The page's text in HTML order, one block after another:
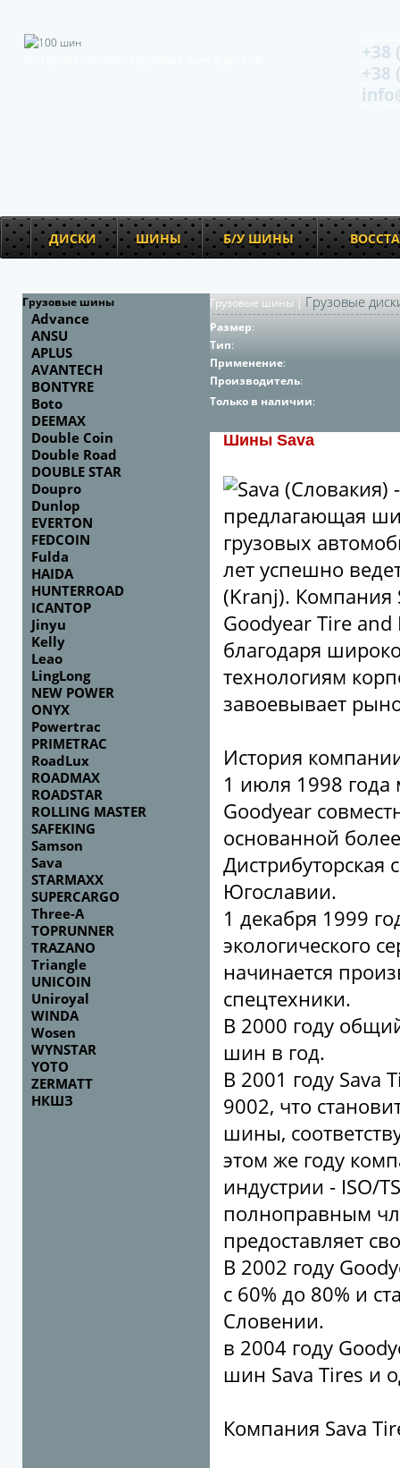
+38
+38
ДИСКИ ШИНЫ Б/У ШИНЫ
Грузовые шины
Advance
ANSU
APLUS
AVANTECH
BONTYRE
Boto
DEEMAX
Double Coin
Double Road
DOUBLE STAR
Doupro
Dunlop
EVERTON
FEDCOIN
Fulda
HAIDA
HUNTERROAD
ICANTOP
Jinyu
Kelly
Leao
LingLong
NEW POWER
ONYX
Powertrac
PRIMETRAC
RoadLux
ROADMAX
ROADSTAR
ROLLING MASTER
SAFEKING
Samson
Sava
STARMAXX
SUPERCARGO
Three-A
TOPRUNNER
TRAZANO
Triangle
UNICOIN
Uniroyal
WINDA
Wosen
WYNSTAR
YOTO
ZERMATT
НКШЗ
Грузовые шины | Грузовые
Размер:
Тип:
Применение:
Производитель:
Только в наличии:
Шины Sava
Sava (Словакия)
предлагающая
грузовых
лет успешно
(Kranj). Компания
Goodyear Tire and
благодаря
технологиям
завоевывает
История
1 июля 1998
Goodyear
основанной
Дистрибуторская
Югославии.
1 декабря 1999
экологического
начинается
спецтехники.
В 2000 году
шин в год.
В 2001 году Sava
9002, что
шины,
этом же году
индустрии - ISO/
полноправным
предоставляет
В 2002 году
с 60% до 80% и
Словении.
в 2004 году
шин Sava Tires и
Компания Sava